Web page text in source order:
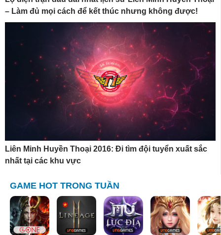
– Làm đủ mọi cách để kết thúc nhưng không được!
Liên Minh Huyền Thoại 2016: Đi tìm đội tuyển xuất sắc
nhất tại các khu vực
GAME HOT TRONG TUẦN